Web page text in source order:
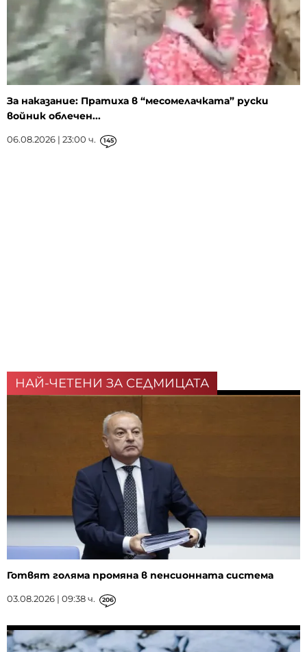
За наказание: Пратиха в “месомелачката” руски
войник облечен...
06.08.2026 | 23:00 ч. 145
НАЙ-ЧЕТЕНИ ЗА СЕДМИЦАТА
Готвят голяма промяна в пенсионната система
03.08.2026 | 09:38 ч. 206